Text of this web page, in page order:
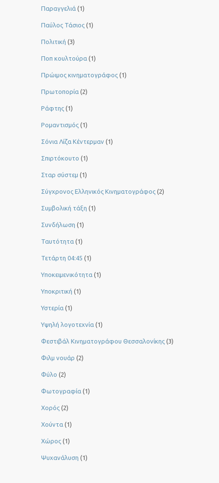
Παραγγελιά (1)
Παύλος Τάσιος (1)
Πολιτική (3)
Ποπ κουλτούρα (1)
Πρώιμος κινηματογράφος (1)
Πρωτοπορία (2)
Ράφτης (1)
Ρομαντισμός (1)
Σόνια Λίζα Κέντερμαν (1)
Σπιρτόκουτο (1)
Σταρ σύστεμ (1)
Σύγχρονος Ελληνικός Κινηματογράφος (2)
Συμβολική τάξη (1)
Συνδήλωση (1)
Ταυτότητα (1)
Τετάρτη 04:45 (1)
Υποκειμενικότητα (1)
Υποκριτική (1)
Υστερία (1)
Yψηλή λογοτεχνία (1)
Φεστιβάλ Κινηματογράφου Θεσσαλονίκης (3)
Φιλμ νουάρ (2)
Φύλο (2)
Φωτογραφία (1)
Χορός (2)
Χούντα (1)
Χώρος (1)
Ψυχανάλυση (1)